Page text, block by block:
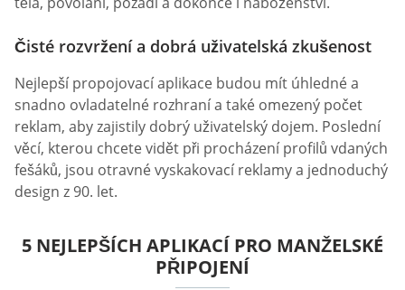
Čisté rozvržení a dobrá uživatelská zkušenost
Nejlepší propojovací aplikace budou mít úhledné a
snadno ovladatelné rozhraní a také omezený počet
reklam, aby zajistily dobrý uživatelský dojem. Poslední
věcí, kterou chcete vidět při procházení profilů vdaných
fešáků, jsou otravné vyskakovací reklamy a jednoduchý
design z 90. let.
5 NEJLEPŠÍCH APLIKACÍ PRO MANŽELSKÉ
PŘIPOJENÍ